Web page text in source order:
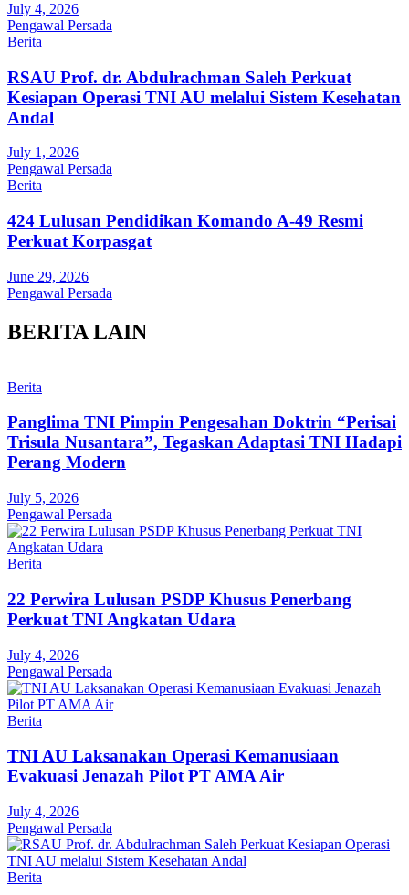
July 4, 2026
Pengawal Persada
Berita
RSAU Prof. dr. Abdulrachman Saleh Perkuat
Kesiapan Operasi TNI AU melalui Sistem Kesehatan
Andal
July 1, 2026
Pengawal Persada
Berita
424 Lulusan Pendidikan Komando A-49 Resmi
Perkuat Korpasgat
June 29, 2026
Pengawal Persada
BERITA LAIN
Berita
Panglima TNI Pimpin Pengesahan Doktrin “Perisai
Trisula Nusantara”, Tegaskan Adaptasi TNI Hadapi
Perang Modern
July 5, 2026
Pengawal Persada
Berita
22 Perwira Lulusan PSDP Khusus Penerbang
Perkuat TNI Angkatan Udara
July 4, 2026
Pengawal Persada
Berita
TNI AU Laksanakan Operasi Kemanusiaan
Evakuasi Jenazah Pilot PT AMA Air
July 4, 2026
Pengawal Persada
Berita